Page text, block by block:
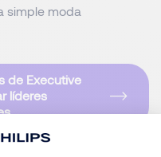
simple moda
de Executive
líderes